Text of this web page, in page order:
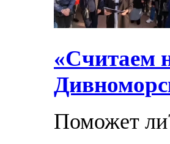
«Считаем
Поможет